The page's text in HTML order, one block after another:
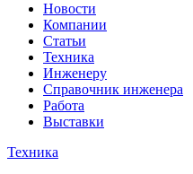
Новости
Компании
Статьи
Техника
Инженеру
Справочник инженера
Работа
Выставки
Техника